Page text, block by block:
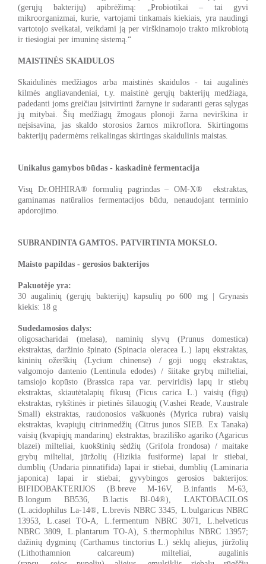
(gerųjų bakterijų) apibrėžimą: „Probiotikai – tai gyvi
mikroorganizmai, kurie, vartojami tinkamais kiekiais, yra naudingi
vartotojo sveikatai, veikdami ją per virškinamojo trakto mikrobiotą
ir tiesiogiai per imuninę sistemą.“
MAISTINĖS SKAIDULOS
Skaidulinės medžiagos arba maistinės skaidulos - tai augalinės
kilmės angliavandeniai, t.y. maistinė gerųjų bakterijų medžiaga,
padedanti joms greičiau įsitvirtinti žarnyne ir sudaranti geras sąlygas
jų mitybai. Šių medžiagų žmogaus plonoji žarna nevirškina ir
neįsisavina, jas skaldo storosios žarnos mikroflora. Skirtingoms
bakterijų padermėms reikalingas skirtingas skaidulinis maistas.
Unikalus gamybos būdas - kaskadinė fermentacija
Visų Dr.OHHIRA® formulių pagrindas – OM-X® ekstraktas,
gaminamas natūralios fermentacijos būdu, nenaudojant terminio
apdorojimo.
SUBRANDINTA GAMTOS. PATVIRTINTA MOKSLO.
Maisto papildas - gerosios bakterijos
Pakuotėje yra:
30 augalinių (gerųjų bakterijų) kapsulių po 600 mg | Grynasis
kiekis: 18 g
Sudedamosios dalys:
oligosacharidai (melasa), naminių slyvų (Prunus domestica)
ekstraktas, daržinio špinato (Spinacia oleracea L.) lapų ekstraktas,
kininių ožerškių (Lycium chinense) / goji uogų ekstraktas,
valgomojo dantenio (Lentinula edodes) / šiitake grybų milteliai,
tamsiojo kopūsto (Brassica rapa var. perviridis) lapų ir stiebų
ekstraktas, skiautėtalapių fikusų (Ficus carica L.) vaisių (figų)
ekstraktas, rykštinės ir pietinės šilauogių (V.ashei Reade, V.australe
Small) ekstraktas, raudonosios vaškuonės (Myrica rubra) vaisių
ekstraktas, kvapiųjų citrinmedžių (Citrus junos SIEB. Ex Tanaka)
vaisių (kvapiųjų mandarinų) ekstraktas, braziliško agariko (Agaricus
blazei) milteliai, kuokštinių sėdžių (Grifola frondosa) / maitake
grybų milteliai, jūržolių (Hizikia fusiforme) lapai ir stiebai,
dumblių (Undaria pinnatifida) lapai ir stiebai, dumblių (Laminaria
japonica) lapai ir stiebai; gyvybingos gerosios bakterijos:
BIFIDOBAKTERIJOS (B.breve M-16V, B.infantis M-63,
B.longum BB536, B.lactis Bl-04®), LAKTOBACILOS
(L.acidophilus La-14®, L.brevis NBRC 3345, L.bulgaricus NBRC
13953, L.casei TO-A, L.fermentum NBRC 3071, L.helveticus
NBRC 3809, L.plantarum TO-A), S.thermophilus NBRC 13957;
dažinių dygminų (Carthamus tinctorius L.) sėklų aliejus, jūržolių
(Lithothamnion calcareum) milteliai, augalinis